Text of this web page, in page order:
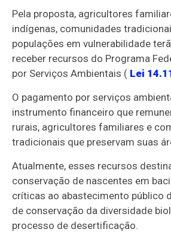
Pela proposta, agricultores
indígenas, comunidades
populações em vulnerabilidade
receber recursos do Programa
por Serviços Ambientais ( Lei
O pagamento por serviços
instrumento financeiro que
rurais, agricultores familiares e
tradicionais que preservam suas
Atualmente, esses recursos
conservação de nascentes em
críticas ao abastecimento público
de conservação da diversidade
processo de desertificação.